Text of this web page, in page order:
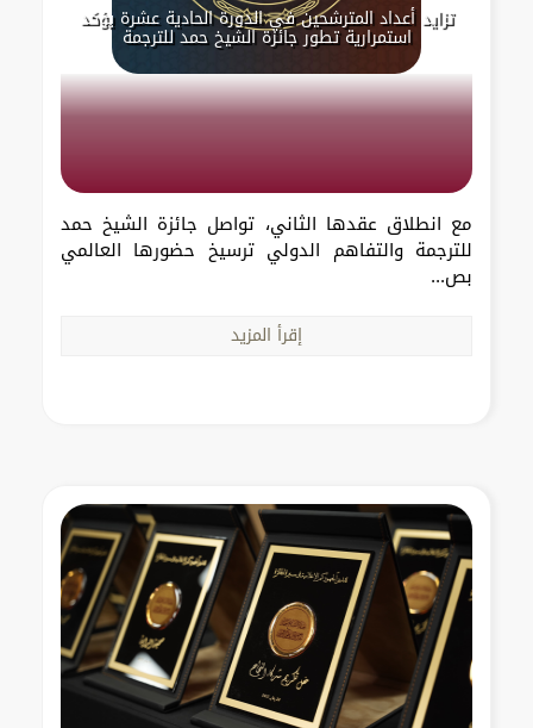
تزايد أعداد المترشحين في الدورة الحادية عشرة يؤكد
استمرارية تطور جائزة الشيخ حمد للترجمة
مع انطلاق عقدها الثاني، تواصل جائزة الشيخ حمد
للترجمة والتفاهم الدولي ترسيخ حضورها العالمي
بص...
إقرأ المزيد